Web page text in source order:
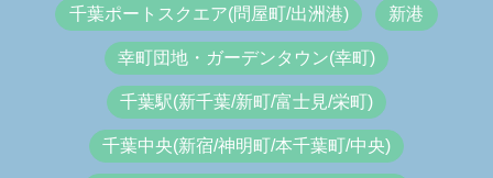
千葉ポートスクエア(問屋町/出洲港) 新港
幸町団地・ガーデンタウン(幸町)
千葉駅(新千葉/新町/富士見/栄町)
千葉中央(新宿/神明町/本千葉町/中央)